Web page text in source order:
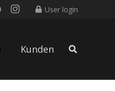
User login
Kunden